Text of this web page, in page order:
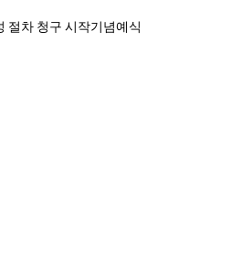
절차 청구 시작기념예식